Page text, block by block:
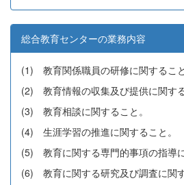
総合教育センターの業務内容
(1) 教育関係職員の研修に関すること
(2) 教育情報の収集及び提供に関する
(3) 教育相談に関すること。
(4) 生涯学習の推進に関すること。
(5) 教育に関する専門的事項の指導に
(6) 教育に関する研究及び調査に関す